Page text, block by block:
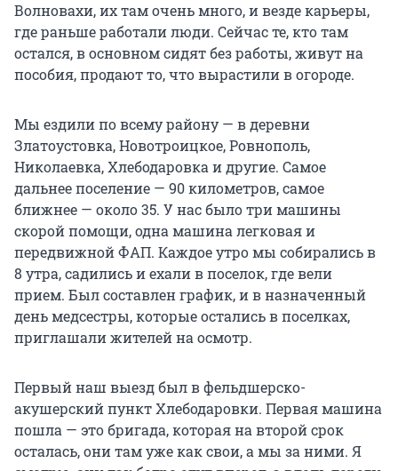
Волновахи, их там очень много, и везде карьеры,
где раньше работали люди. Сейчас те, кто там
остался, в основном сидят без работы, живут на
пособия, продают то, что вырастили в огороде.
Мы ездили по всему району — в деревни
Златоустовка, Новотроицкое, Ровнополь,
Николаевка, Хлебодаровка и другие. Самое
дальнее поселение — 90 километров, самое
ближнее — около 35. У нас было три машины
скорой помощи, одна машина легковая и
передвижной ФАП. Каждое утро мы собирались в
8 утра, садились и ехали в поселок, где вели
прием. Был составлен график, и в назначенный
день медсестры, которые остались в поселках,
приглашали жителей на осмотр.
Первый наш выезд был в фельдшерско-
акушерский пункт Хлебодаровки. Первая машина
пошла — это бригада, которая на второй срок
осталась, они там уже как свои, а мы за ними. Я